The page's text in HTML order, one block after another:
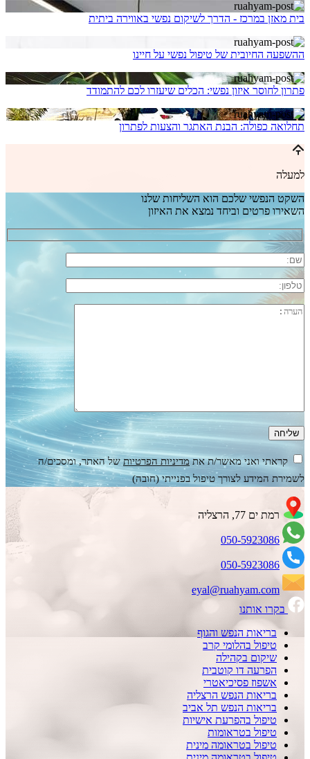
בית מאזן במרכז - הדרך לשיקום נפשי באווירה ביתית
ההשפעה החיובית של טיפול נפשי על חיינו
פתרון לחוסר איזון נפשי: הכלים שיעזרו לכם להתמודד
תחלואה כפולה: הבנת האתגר והצעות לפתרון
למעלה
השקט הנפשי שלכם הוא השליחות שלנו
השאירו פרטים וביחד נמצא את האיזון
קראתי ואני מאשר/ת אתמדיניות הפרטיותשל האתר, ומסכים/ה
לשמירת המידע לצורך טיפול בפנייתי (חובה)
רמת ים 77, הרצליה
050-5923086
050-5923086
eyal@ruahyam.com
בקרו אותנו
בריאות הנפש והגוף
טיפול בהלומי קרב
שיקום בקהילה
הפרעה דו קוטבית
אשפוז פסיכיאטרי
בריאות הנפש הרצליה
בריאות הנפש תל אביב
טיפול בהפרעת אישיות
טיפול בטראומות
טיפול בטראומה מינית